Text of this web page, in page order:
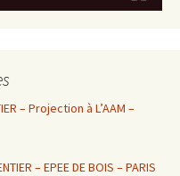
– Projection à L’AAM –
– EPEE DE BOIS – PARIS